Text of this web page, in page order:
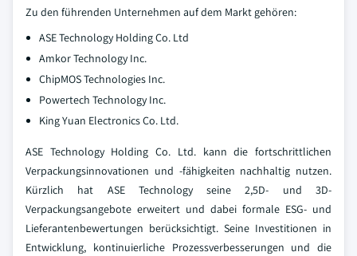
Zu den führenden Unternehmen auf dem Markt gehören:
ASE Technology Holding Co. Ltd
Amkor Technology Inc.
ChipMOS Technologies Inc.
Powertech Technology Inc.
King Yuan Electronics Co. Ltd.
ASE Technology Holding Co. Ltd. kann die fortschrittlichen
Verpackungsinnovationen und -fähigkeiten nachhaltig nutzen.
Kürzlich hat ASE Technology seine 2,5D- und 3D-
Verpackungsangebote erweitert und dabei formale ESG- und
Lieferantenbewertungen berücksichtigt. Seine Investitionen in
Entwicklung, kontinuierliche Prozessverbesserungen und die